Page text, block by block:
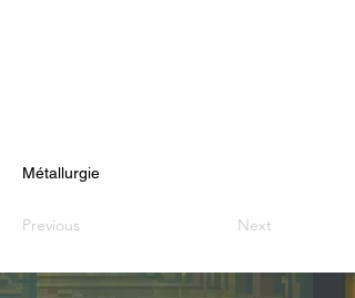
Métallurgie
Previous Next